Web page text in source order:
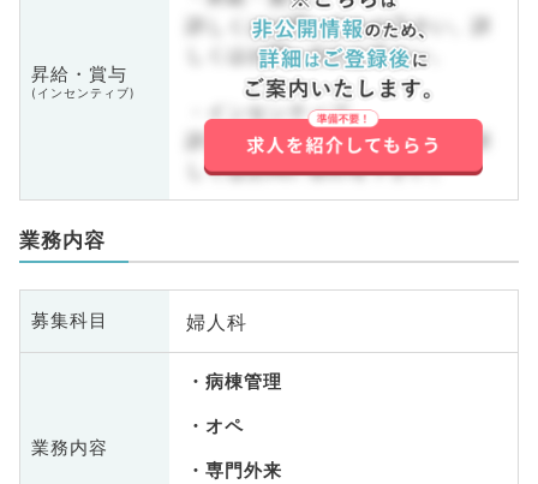
昇給・賞与
(インセンティブ)
詳しくはお問い合わせ下さい。詳
しくはお問い合わせ下さい。
・インセンティブ
詳しくはお問い合わせ下さい。詳
しくはお問い合わせ下さい。
業務内容
募集科目 婦人科
業務内容
病棟管理
オペ
専門外来